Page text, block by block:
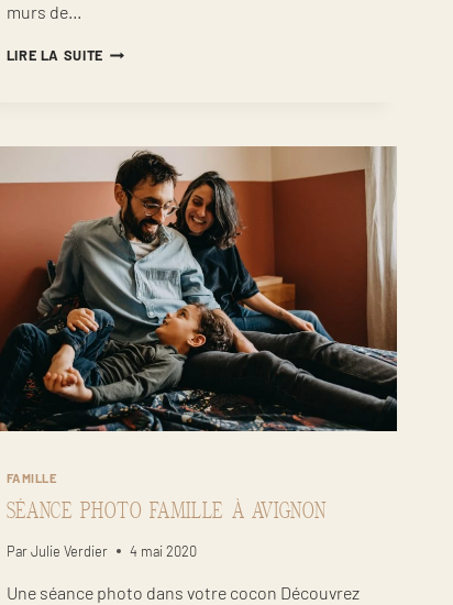
murs de…
LIRE LA SUITESÉANCE
À
MONTPELLIER
FAMILLE
SÉANCE PHOTO FAMILLE À AVIGNON
Par Julie Verdier 4 mai 2020
Une séance photo dans votre cocon Découvrez